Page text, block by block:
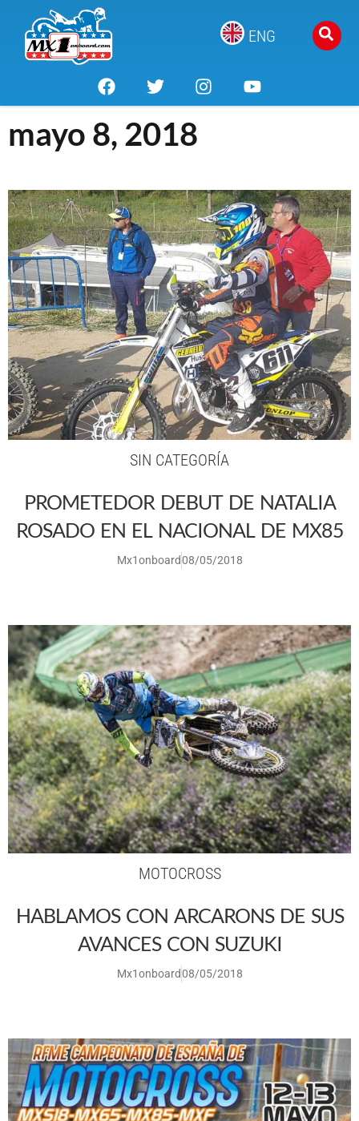
ENG
mayo 8, 2018
SIN CATEGORÍA
PROMETEDOR DEBUT DE NATALIA
ROSADO EN EL NACIONAL DE MX85
Mx1onboard08/05/2018
MOTOCROSS
HABLAMOS CON ARCARONS DE SUS
AVANCES CON SUZUKI
Mx1onboard08/05/2018